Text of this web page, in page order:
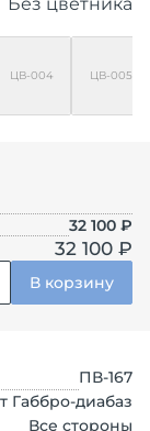
ЦВ-004 ЦВ-005
32 100 ₽
32 100 ₽
В корзину
ПВ-167
Габбро-диабаз
Все стороны